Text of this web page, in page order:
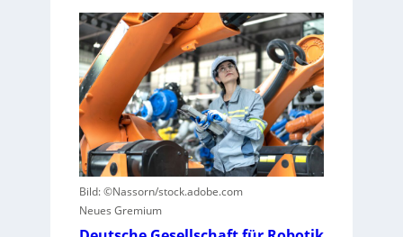
e
s
z
u
n
u
e
l
l
S
t
e
u
e
r
u
n
i
e
r
n
z
e
n
t
r
u
Bild: ©Nassorn/stock.adobe.com
Neues Gremium